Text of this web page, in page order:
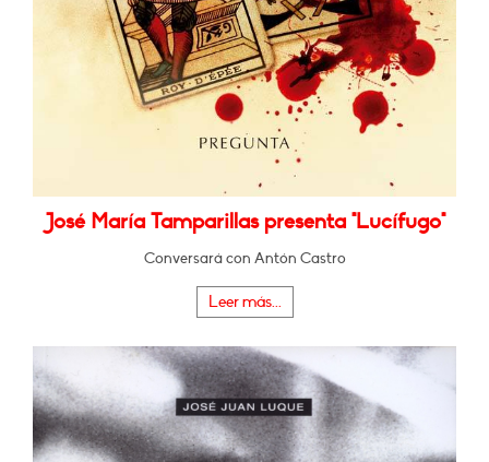
José María Tamparillas presenta "Lucífugo"
Conversará con Antón Castro
Leer más...